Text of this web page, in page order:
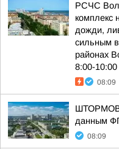
РСЧС
комплекс
дожди,
сильным
районах
8:00-
08:09
данным
08:09